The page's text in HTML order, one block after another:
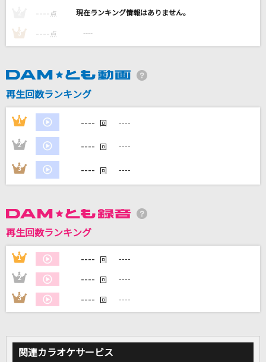
back number
謝肉祭
幽閉サテライト
カラオケ最新情報をチェック！
---- 点 ----
3 ---- 点 ----
再生回数ランキング
1 ---- 回 ----
2 ---- 回 ----
3 ---- 回 ----
再生回数ランキング
1 ---- 回 ----
2 ---- 回 ----
3 ---- 回 ----
関連カラオケサービス